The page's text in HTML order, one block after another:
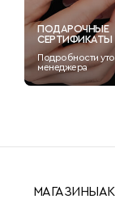
ПОДАРОЧНЫЕ
СЕРТИФИКАТЫ
Подробности
менеджера
МАГАЗИНЫ